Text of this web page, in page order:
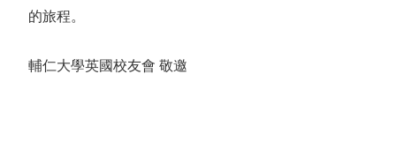
的旅程。
輔仁大學英國校友會 敬邀